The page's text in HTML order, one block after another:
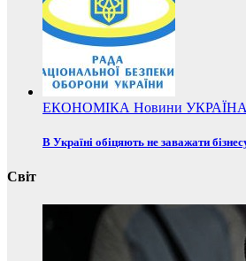
ЕКОНОМІКА Новини УКРАЇНА
В Україні обіцяють не заважати
Світ